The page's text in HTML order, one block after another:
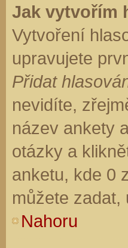
Jak vytvořím
Vytvoření
upravujete
Přidat
nevidíte,
název ankety
otázky a
anketu, kde 0
můžete zadat,
Nahoru